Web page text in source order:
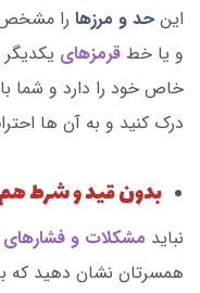
این حد و مرزها را مشخص
و یا خط قرمزهای
خاص خود را دارد و شما
درک کنید و به آن ها
بدون قید و شرط
نباید مشکلات و فشارهای
همسرتان نشان دهید که